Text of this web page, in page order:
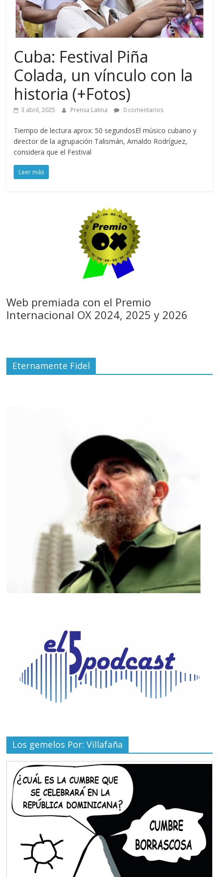
Cuba: Festival Piña
Colada, un vínculo con la
historia (+Fotos)
3 abril, 2025 Prensa Latina 0 comentarios
Tiempo de lectura aprox: 50 segundosEl músico cubano y
director de la agrupación Talismán, Arnaldo Rodríguez,
considera que el Festival
Leer más
Web premiada con el Premio
Internacional OX 2024, 2025 y 2026
Eternamente Fidel
Los gemelos Por: Villafaña